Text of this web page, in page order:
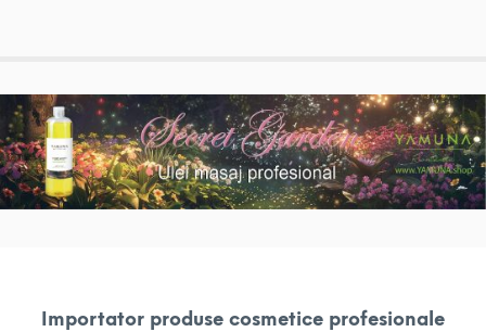
Importator produse cosmetice profesionale